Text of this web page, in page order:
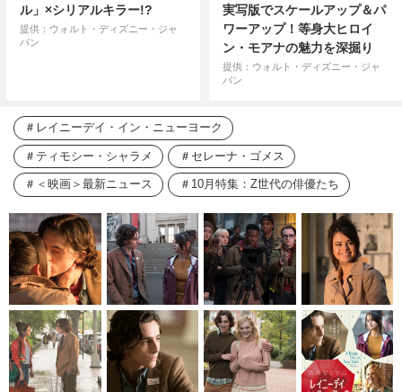
ル」×シリアルキラー!?
提供：ウォルト・ディズニー・ジャ
パン
実写版でスケールアップ＆パ
ワーアップ！等身大ヒロイ
ン・モアナの魅力を深掘り
提供：ウォルト・ディズニー・ジャ
パン
レイニーデイ・イン・ニューヨーク
ティモシー・シャラメ セレーナ・ゴメス
＜映画＞最新ニュース 10月特集：Z世代の俳優たち